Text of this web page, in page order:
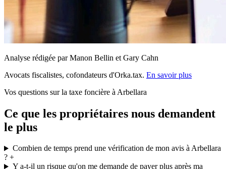
Analyse rédigée par Manon Bellin et Gary Cahn
Avocats fiscalistes, cofondateurs d'Orka.tax. En savoir plus
Vos questions sur la taxe foncière à Arbellara
Ce que les propriétaires nous demandent
le plus
Combien de temps prend une vérification de mon avis à Arbellara
? +
Y a-t-il un risque qu'on me demande de payer plus après ma